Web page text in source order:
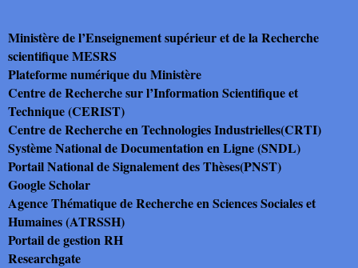
Ministère de l’Enseignement supérieur et de la Recherche
scientifique MESRS
Plateforme numérique du Ministère
Centre de Recherche sur l’Information Scientifique et
Technique (CERIST)
Centre de Recherche en Technologies Industrielles(CRTI)
Système National de Documentation en Ligne (SNDL)
Portail National de Signalement des Thèses(PNST)
Google Scholar
Agence Thématique de Recherche en Sciences Sociales et
Humaines (ATRSSH)
Portail de gestion RH
Researchgate